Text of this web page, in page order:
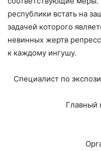
республики встать на
задачей которого
невинных жертв
к каждому ингушу.
Специалист по
Главный